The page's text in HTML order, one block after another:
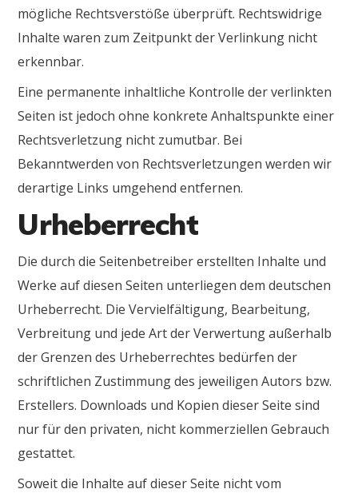
mögliche Rechtsverstöße überprüft. Rechtswidrige
Inhalte waren zum Zeitpunkt der Verlinkung nicht
erkennbar.
Eine permanente inhaltliche Kontrolle der verlinkten
Seiten ist jedoch ohne konkrete Anhaltspunkte einer
Rechtsverletzung nicht zumutbar. Bei
Bekanntwerden von Rechtsverletzungen werden wir
derartige Links umgehend entfernen.
Urheberrecht
Die durch die Seitenbetreiber erstellten Inhalte und
Werke auf diesen Seiten unterliegen dem deutschen
Urheberrecht. Die Vervielfältigung, Bearbeitung,
Verbreitung und jede Art der Verwertung außerhalb
der Grenzen des Urheberrechtes bedürfen der
schriftlichen Zustimmung des jeweiligen Autors bzw.
Erstellers. Downloads und Kopien dieser Seite sind
nur für den privaten, nicht kommerziellen Gebrauch
gestattet.
Soweit die Inhalte auf dieser Seite nicht vom